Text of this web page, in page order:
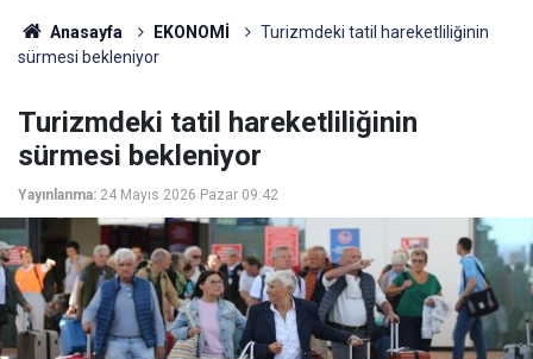
Anasayfa EKONOMİ
Turizmdeki tatil hareketliliğinin
sürmesi bekleniyor
Turizmdeki tatil hareketliliğinin
sürmesi bekleniyor
Yayınlanma: 24 Mayıs 2026 Pazar 09:42